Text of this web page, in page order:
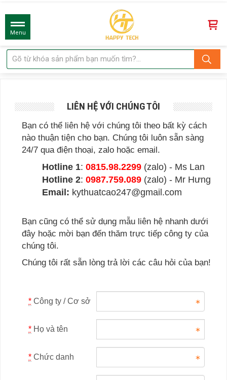
Menu
LIÊN HỆ VỚI CHÚNG TÔI
Bạn có thể liên hệ với chúng tôi theo bất kỳ cách
nào thuận tiện cho bạn. Chúng tôi luôn sẵn sàng
24/7 qua điện thoại, zalo hoặc email.
Hotline 1: 0815.98.2299 (zalo) - Ms Lan
Hotline 2: 0987.759.089 (zalo) - Mr Hưng
Email: kythuatcao247@gmail.com
Bạn cũng có thể sử dụng mẫu liên hệ nhanh dưới
đây hoặc mời bạn đến thăm trực tiếp công ty của
chúng tôi.
Chúng tôi rất sẵn lòng trả lời các câu hỏi của bạn!
* Công ty / Cơ sở
* Họ và tên
* Chức danh